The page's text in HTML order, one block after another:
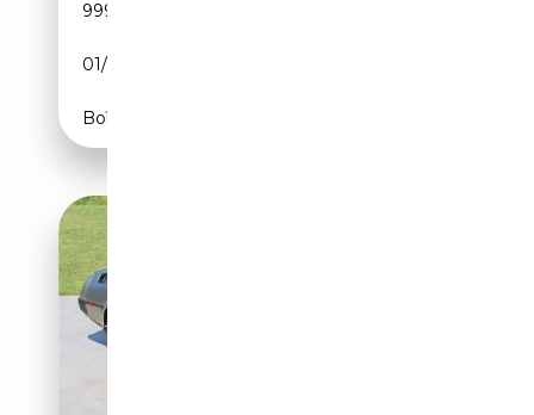
999 999 km
01/1981
Boîte manuelle